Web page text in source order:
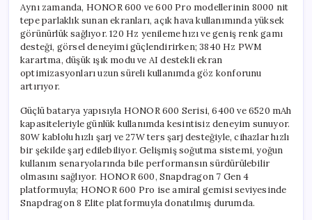
Aynı zamanda, HONOR 600 ve 600 Pro modellerinin 8000 nit
tepe parlaklık sunan ekranları, açık hava kullanımında yüksek
görünürlük sağlıyor. 120 Hz yenileme hızı ve geniş renk gamı
desteği, görsel deneyimi güçlendirirken; 3840 Hz PWM
karartma, düşük ışık modu ve AI destekli ekran
optimizasyonları uzun süreli kullanımda göz konforunu
artırıyor.
Güçlü batarya yapısıyla HONOR 600 Serisi, 6400 ve 6520 mAh
kapasiteleriyle günlük kullanımda kesintisiz deneyim sunuyor.
80W kablolu hızlı şarj ve 27W ters şarj desteğiyle, cihazlar hızlı
bir şekilde şarj edilebiliyor. Gelişmiş soğutma sistemi, yoğun
kullanım senaryolarında bile performansın sürdürülebilir
olmasını sağlıyor. HONOR 600, Snapdragon 7 Gen 4
platformuyla; HONOR 600 Pro ise amiral gemisi seviyesinde
Snapdragon 8 Elite platformuyla donatılmış durumda.